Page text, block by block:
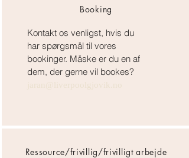
Booking
Kontakt os venligst, hvis du
har spørgsmål til vores
bookinger. Måske er du en af
dem, der gerne vil bookes?
Ressource/frivillig/frivilligt arbejde